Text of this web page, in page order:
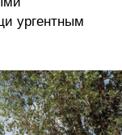
ургентным